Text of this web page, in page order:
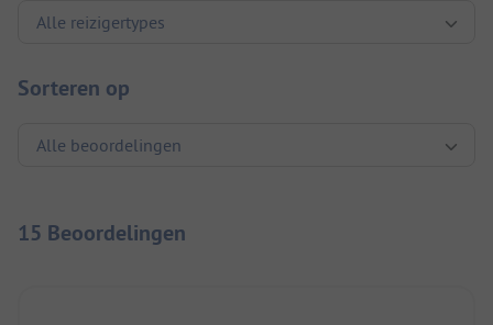
Sorteren op
15 Beoordelingen